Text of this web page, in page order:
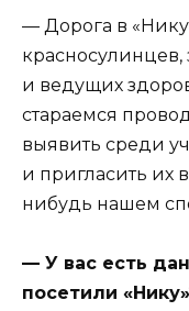
— Дорога в
и ведущих
стараемся
выявить среди
и пригласить их
нибудь нашем
— У вас есть
посетили